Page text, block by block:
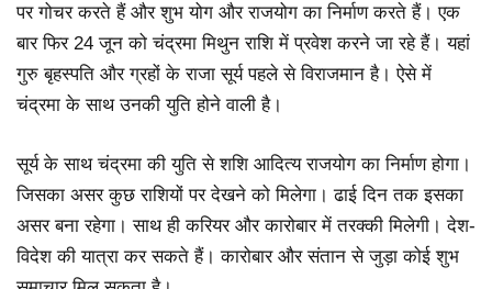
पर गोचर करते हैं और शुभ योग और राजयोग का निर्माण करते हैं। एक
बार फिर 24 जून को चंद्रमा मिथुन राशि में प्रवेश करने जा रहे हैं। यहां
गुरु बृहस्पति और ग्रहों के राजा सूर्य पहले से विराजमान है। ऐसे में
चंद्रमा के साथ उनकी युति होने वाली है।
सूर्य के साथ चंद्रमा की युति से शशि आदित्य राजयोग का निर्माण होगा।
जिसका असर कुछ राशियों पर देखने को मिलेगा। ढाई दिन तक इसका
असर बना रहेगा। साथ ही करियर और कारोबार में तरक्की मिलेगी। देश-
विदेश की यात्रा कर सकते हैं। कारोबार और संतान से जुड़ा कोई शुभ